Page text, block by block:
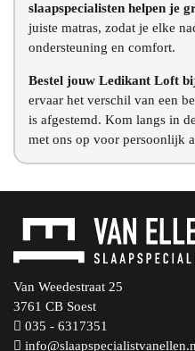
slaapspecialisten helpen je
juiste matras, zodat je elke
ondersteuning en comfort.
Bestel jouw Ledikant Loft
ervaar het verschil van een
is afgestemd. Kom langs in
met ons op voor persoonlijk
Van Weedestraat 25
3761 CB Soest
035 - 6317351